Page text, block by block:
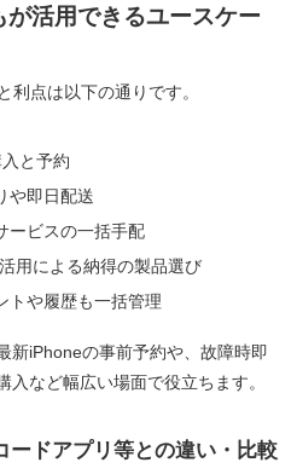
活用できるユースケー
点は以下の通りです。
と予約
や即日配送
ービスの一括手配
用による納得の製品選び
トや履歴も一括管理
新iPhoneの事前予約や、故障時即
など幅広い場面で役立ちます。
ードアプリ等との違い・比較